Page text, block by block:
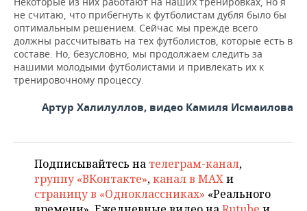
не считаю, что прибегнуть к футболистам дубля было бы
оптимальным решением. Сейчас мы прежде всего
должны рассчитывать на тех футболистов, которые есть в
составе. Но, безусловно, мы продолжаем следить за
нашими молодыми футболистами и привлекать их к
тренировочному процессу.
Артур Халилуллов, видео Камиля Исмаилова
Подписывайтесь на телеграм-канал,
группу «ВКонтакте»,канал в MAXи
страницу в «Одноклассниках» «Реального